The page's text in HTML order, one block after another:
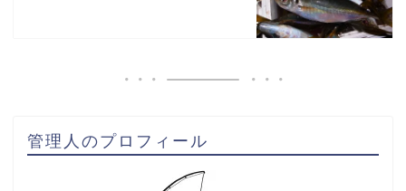
管理人のプロフィール